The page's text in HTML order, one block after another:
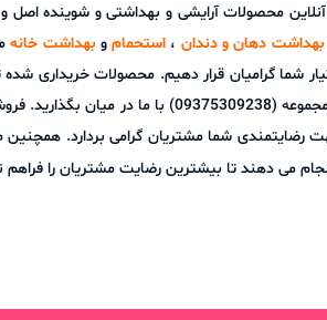
آنلاین محصولات آرایشی و بهداشتی و شوینده
بهداشت دهان و دندان ، استحماموبهداشت خانه
شما گرامیان قرار دهیم. محصولات خریداری
توانید هر گونه نظر، پیشنهاد و یا سوالات خود را
رضایتمندی شما مشتریان گرامی بردارد.
می دهند تا بیشترین رضایت مشتریان را فراهم